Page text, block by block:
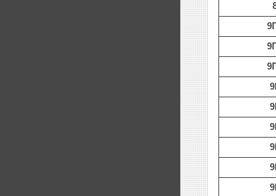
8ПБ
9ПБ
9ПБ
9ПБ
9ПБ
9ПБ
9ПБ
9ПБ
9ПБ
9ПБ